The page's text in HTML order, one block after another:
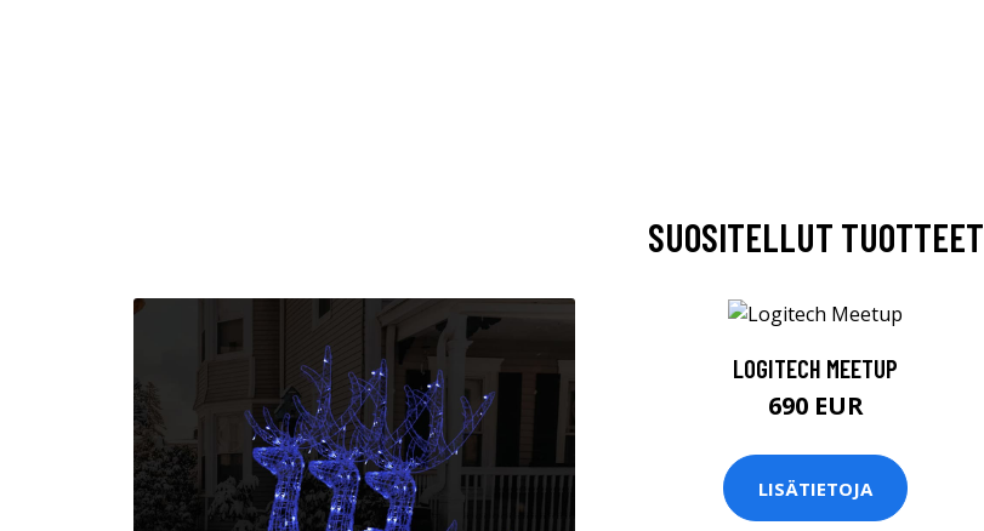
SUOSITELLUT TUOTTEET
LOGITECH MEETUP
690 EUR
LISÄTIETOJA